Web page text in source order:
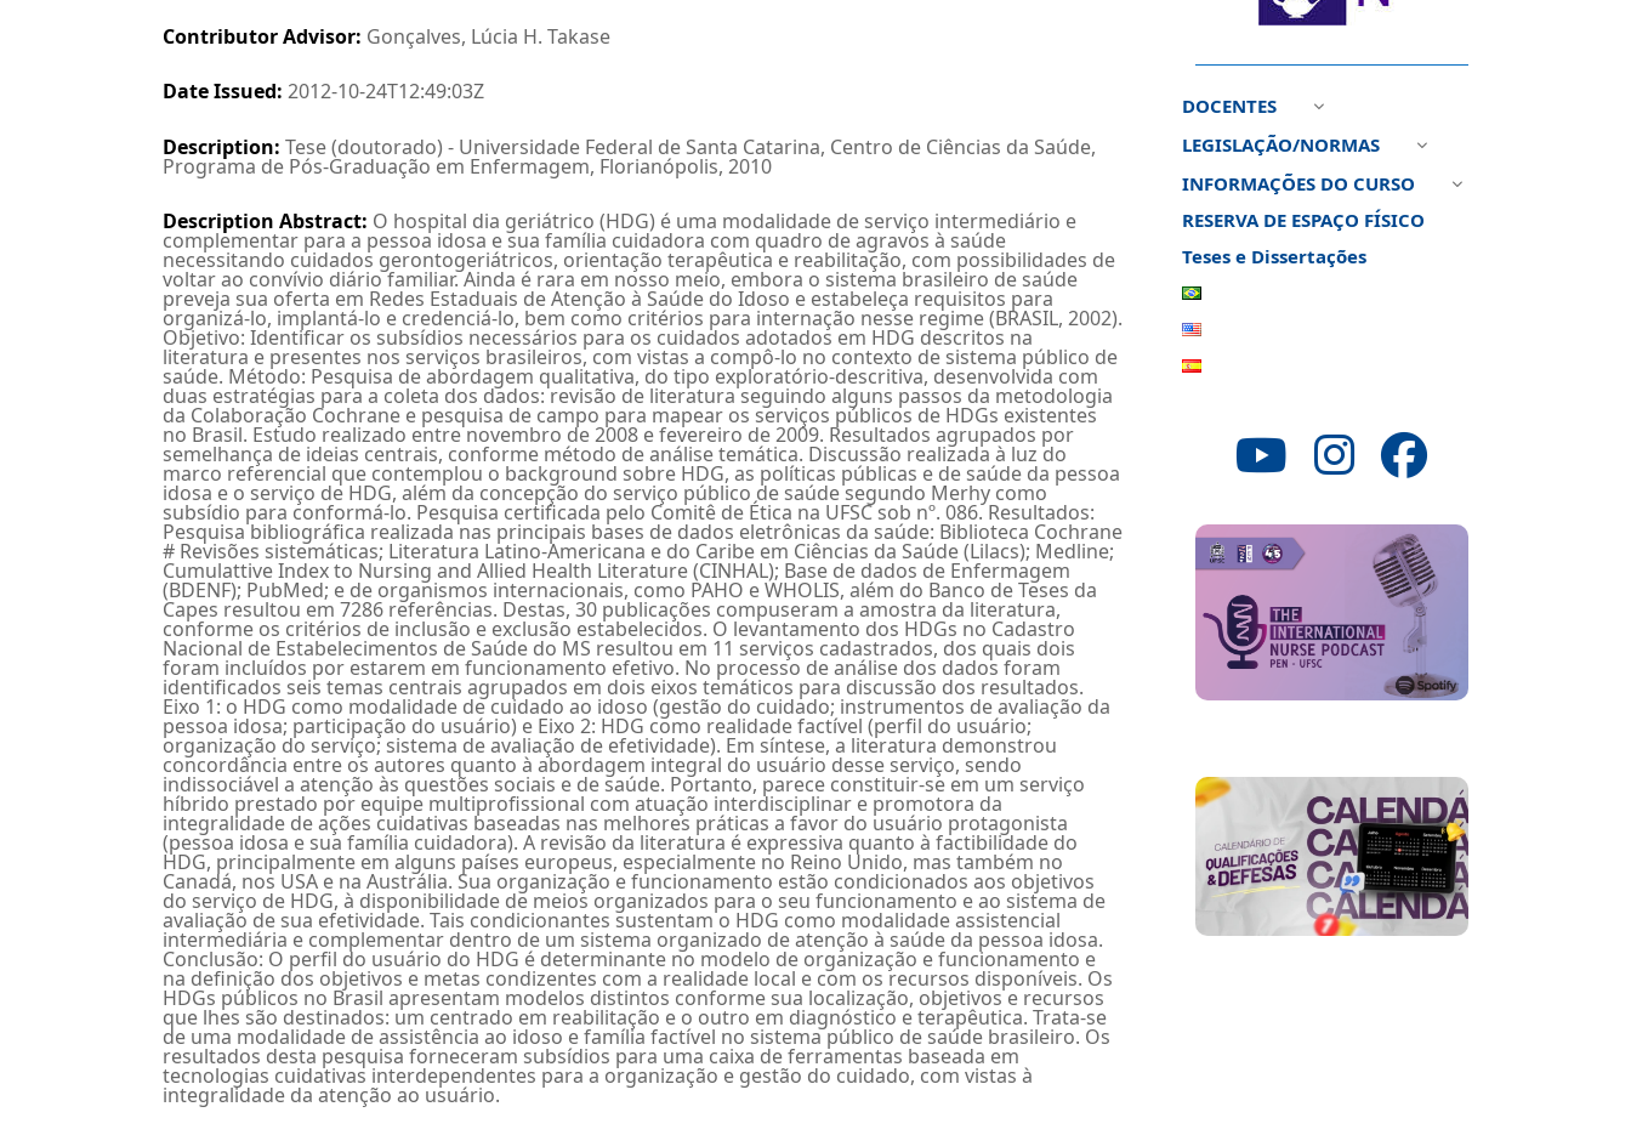
Contributor Advisor: Gonçalves, Lúcia H. Takase
Date Issued:2012-10-24T12:49:03Z
Description:Tese (doutorado) - Universidade Federal de Santa Catarina, Centro de Ciências da Saúde,
Programa de Pós-Graduação em Enfermagem, Florianópolis, 2010
Description Abstract: O hospital dia geriátrico (HDG) é uma modalidade de serviço intermediário e
complementar para a pessoa idosa e sua família cuidadora com quadro de agravos à saúde
necessitando cuidados gerontogeriátricos, orientação terapêutica e reabilitação, com possibilidades de
voltar ao convívio diário familiar. Ainda é rara em nosso meio, embora o sistema brasileiro de saúde
preveja sua oferta em Redes Estaduais de Atenção à Saúde do Idoso e estabeleça requisitos para
organizá-lo, implantá-lo e credenciá-lo, bem como critérios para internação nesse regime (BRASIL, 2002).
Objetivo: Identificar os subsídios necessários para os cuidados adotados em HDG descritos na
literatura e presentes nos serviços brasileiros, com vistas a compô-lo no contexto de sistema público de
saúde. Método: Pesquisa de abordagem qualitativa, do tipo exploratório-descritiva, desenvolvida com
duas estratégias para a coleta dos dados: revisão de literatura seguindo alguns passos da metodologia
da Colaboração Cochrane e pesquisa de campo para mapear os serviços públicos de HDGs existentes
no Brasil. Estudo realizado entre novembro de 2008 e fevereiro de 2009. Resultados agrupados por
semelhança de ideias centrais, conforme método de análise temática. Discussão realizada à luz do
marco referencial que contemplou o background sobre HDG, as políticas públicas e de saúde da pessoa
idosa e o serviço de HDG, além da concepção do serviço público de saúde segundo Merhy como
subsídio para conformá-lo. Pesquisa certificada pelo Comitê de Ética na UFSC sob nº. 086. Resultados:
Pesquisa bibliográfica realizada nas principais bases de dados eletrônicas da saúde: Biblioteca Cochrane
# Revisões sistemáticas; Literatura Latino-Americana e do Caribe em Ciências da Saúde (Lilacs); Medline;
Cumulattive Index to Nursing and Allied Health Literature (CINHAL); Base de dados de Enfermagem
(BDENF); PubMed; e de organismos internacionais, como PAHO e WHOLIS, além do Banco de Teses da
Capes resultou em 7286 referências. Destas, 30 publicações compuseram a amostra da literatura,
conforme os critérios de inclusão e exclusão estabelecidos. O levantamento dos HDGs no Cadastro
Nacional de Estabelecimentos de Saúde do MS resultou em 11 serviços cadastrados, dos quais dois
foram incluídos por estarem em funcionamento efetivo. No processo de análise dos dados foram
identificados seis temas centrais agrupados em dois eixos temáticos para discussão dos resultados.
Eixo 1: o HDG como modalidade de cuidado ao idoso (gestão do cuidado; instrumentos de avaliação da
pessoa idosa; participação do usuário) e Eixo 2: HDG como realidade factível (perfil do usuário;
organização do serviço; sistema de avaliação de efetividade). Em síntese, a literatura demonstrou
concordância entre os autores quanto à abordagem integral do usuário desse serviço, sendo
indissociável a atenção às questões sociais e de saúde. Portanto, parece constituir-se em um serviço
híbrido prestado por equipe multiprofissional com atuação interdisciplinar e promotora da
integralidade de ações cuidativas baseadas nas melhores práticas a favor do usuário protagonista
(pessoa idosa e sua família cuidadora). A revisão da literatura é expressiva quanto à factibilidade do
HDG, principalmente em alguns países europeus, especialmente no Reino Unido, mas também no
Canadá, nos USA e na Austrália. Sua organização e funcionamento estão condicionados aos objetivos
do serviço de HDG, à disponibilidade de meios organizados para o seu funcionamento e ao sistema de
avaliação de sua efetividade. Tais condicionantes sustentam o HDG como modalidade assistencial
intermediária e complementar dentro de um sistema organizado de atenção à saúde da pessoa idosa.
Conclusão: O perfil do usuário do HDG é determinante no modelo de organização e funcionamento e
na definição dos objetivos e metas condizentes com a realidade local e com os recursos disponíveis. Os
HDGs públicos no Brasil apresentam modelos distintos conforme sua localização, objetivos e recursos
que lhes são destinados: um centrado em reabilitação e o outro em diagnóstico e terapêutica. Trata-se
de uma modalidade de assistência ao idoso e família factível no sistema público de saúde brasileiro. Os
resultados desta pesquisa forneceram subsídios para uma caixa de ferramentas baseada em
tecnologias cuidativas interdependentes para a organização e gestão do cuidado, com vistas à
integralidade da atenção ao usuário.
DOCENTES 3
LEGISLAÇÃO/NORMAS 3
INFORMAÇÕES DO CURSO 3
RESERVA DE ESPAÇO FÍSICO
Teses e Dissertações